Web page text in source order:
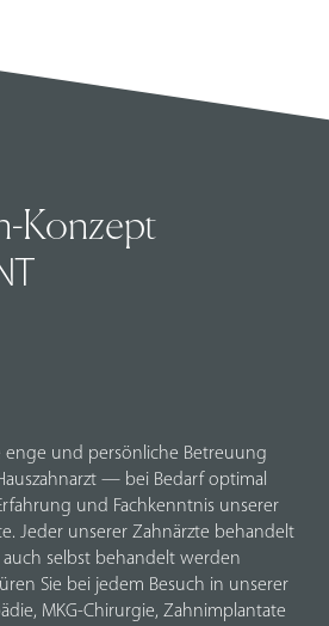
Konzept
enge und persönliche Betreuung
— bei Bedarf optimal
und Fachkenntnis unserer
Jeder unserer Zahnärzte behandelt
selbst behandelt werden
Sie bei jedem Besuch in unserer
MKG-Chirurgie, Zahnimplantate